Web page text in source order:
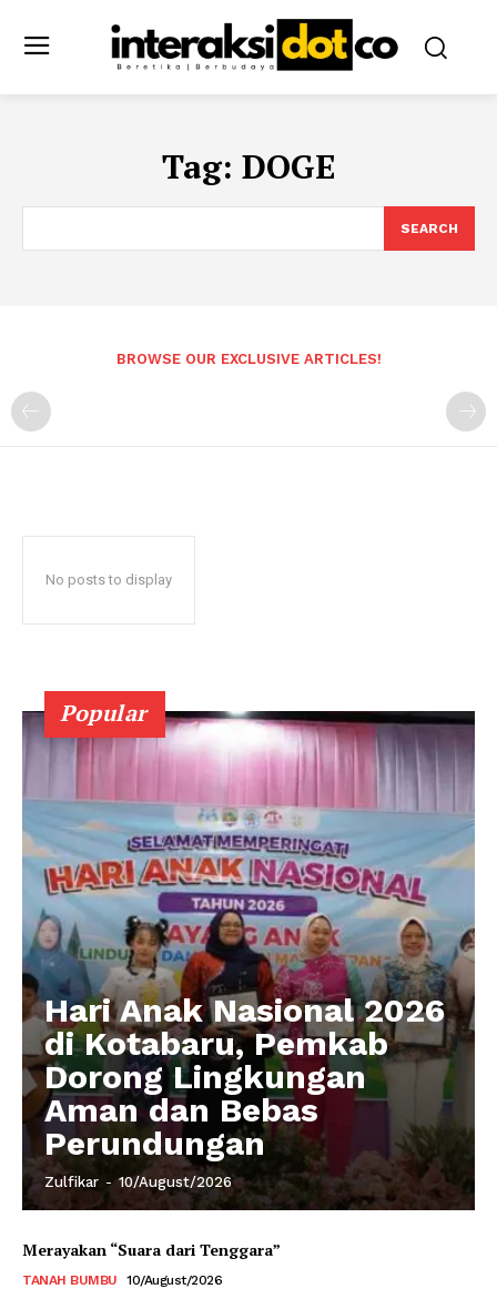
Tag: DOGE
SEARCH
BROWSE OUR EXCLUSIVE ARTICLES!
No posts to display
Popular
Hari Anak Nasional 2026
di Kotabaru, Pemkab
Dorong Lingkungan
Aman dan Bebas
Perundungan
Zulfikar - 10/August/2026
Merayakan “Suara dari Tenggara”
TANAH BUMBU 10/August/2026